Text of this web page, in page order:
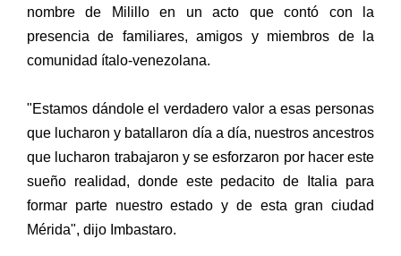
nombre de Milillo en un acto que contó con la
presencia de familiares, amigos y miembros de la
comunidad ítalo-venezolana.
"Estamos dándole el verdadero valor a esas personas
que lucharon y batallaron día a día, nuestros ancestros
que lucharon trabajaron y se esforzaron por hacer este
sueño realidad, donde este pedacito de Italia para
formar parte nuestro estado y de esta gran ciudad
Mérida", dijo Imbastaro.